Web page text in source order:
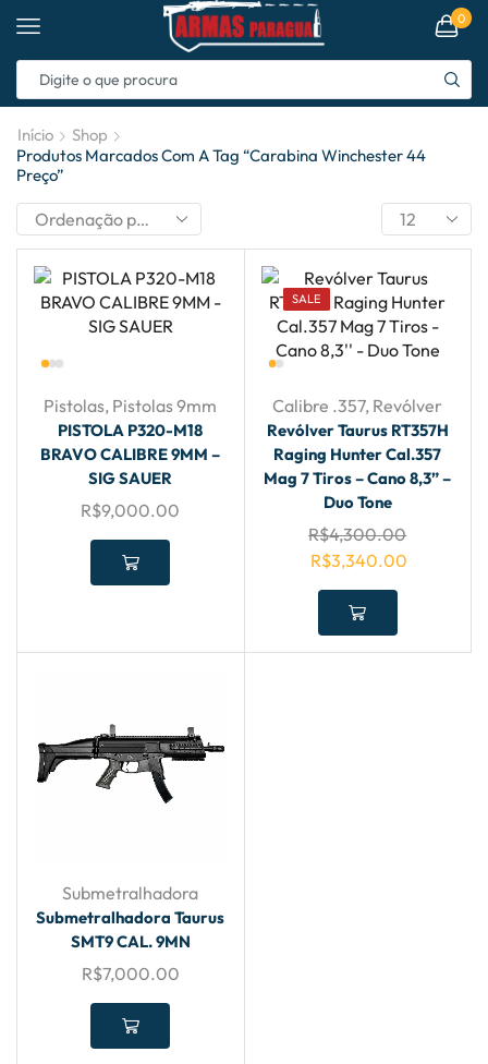
0
Início
Shop
Produtos Marcados Com A Tag “carabina Winchester 44
Preço”
Pistolas, Pistolas 9mm
PISTOLA P320-M18
BRAVO CALIBRE 9MM –
SIG SAUER
R$9,000.00
SALE
Calibre .357, Revólver
Revólver Taurus RT357H
Raging Hunter Cal.357
Mag 7 Tiros – Cano 8,3” –
Duo Tone
R$4,300.00
R$3,340.00
Submetralhadora
Submetralhadora Taurus
SMT9 CAL. 9MN
R$7,000.00